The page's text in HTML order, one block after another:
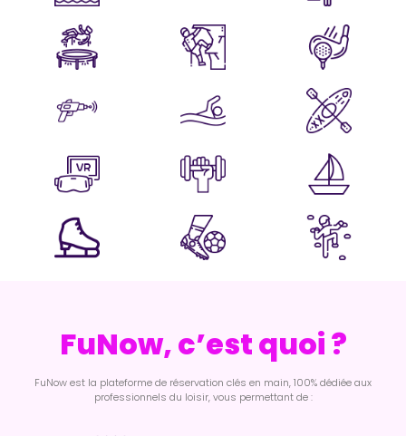
FuNow, c’est quoi ?
FuNow est la plateforme de réservation clés en main, 100% dédiée aux
professionnels du loisir, vous permettant de :